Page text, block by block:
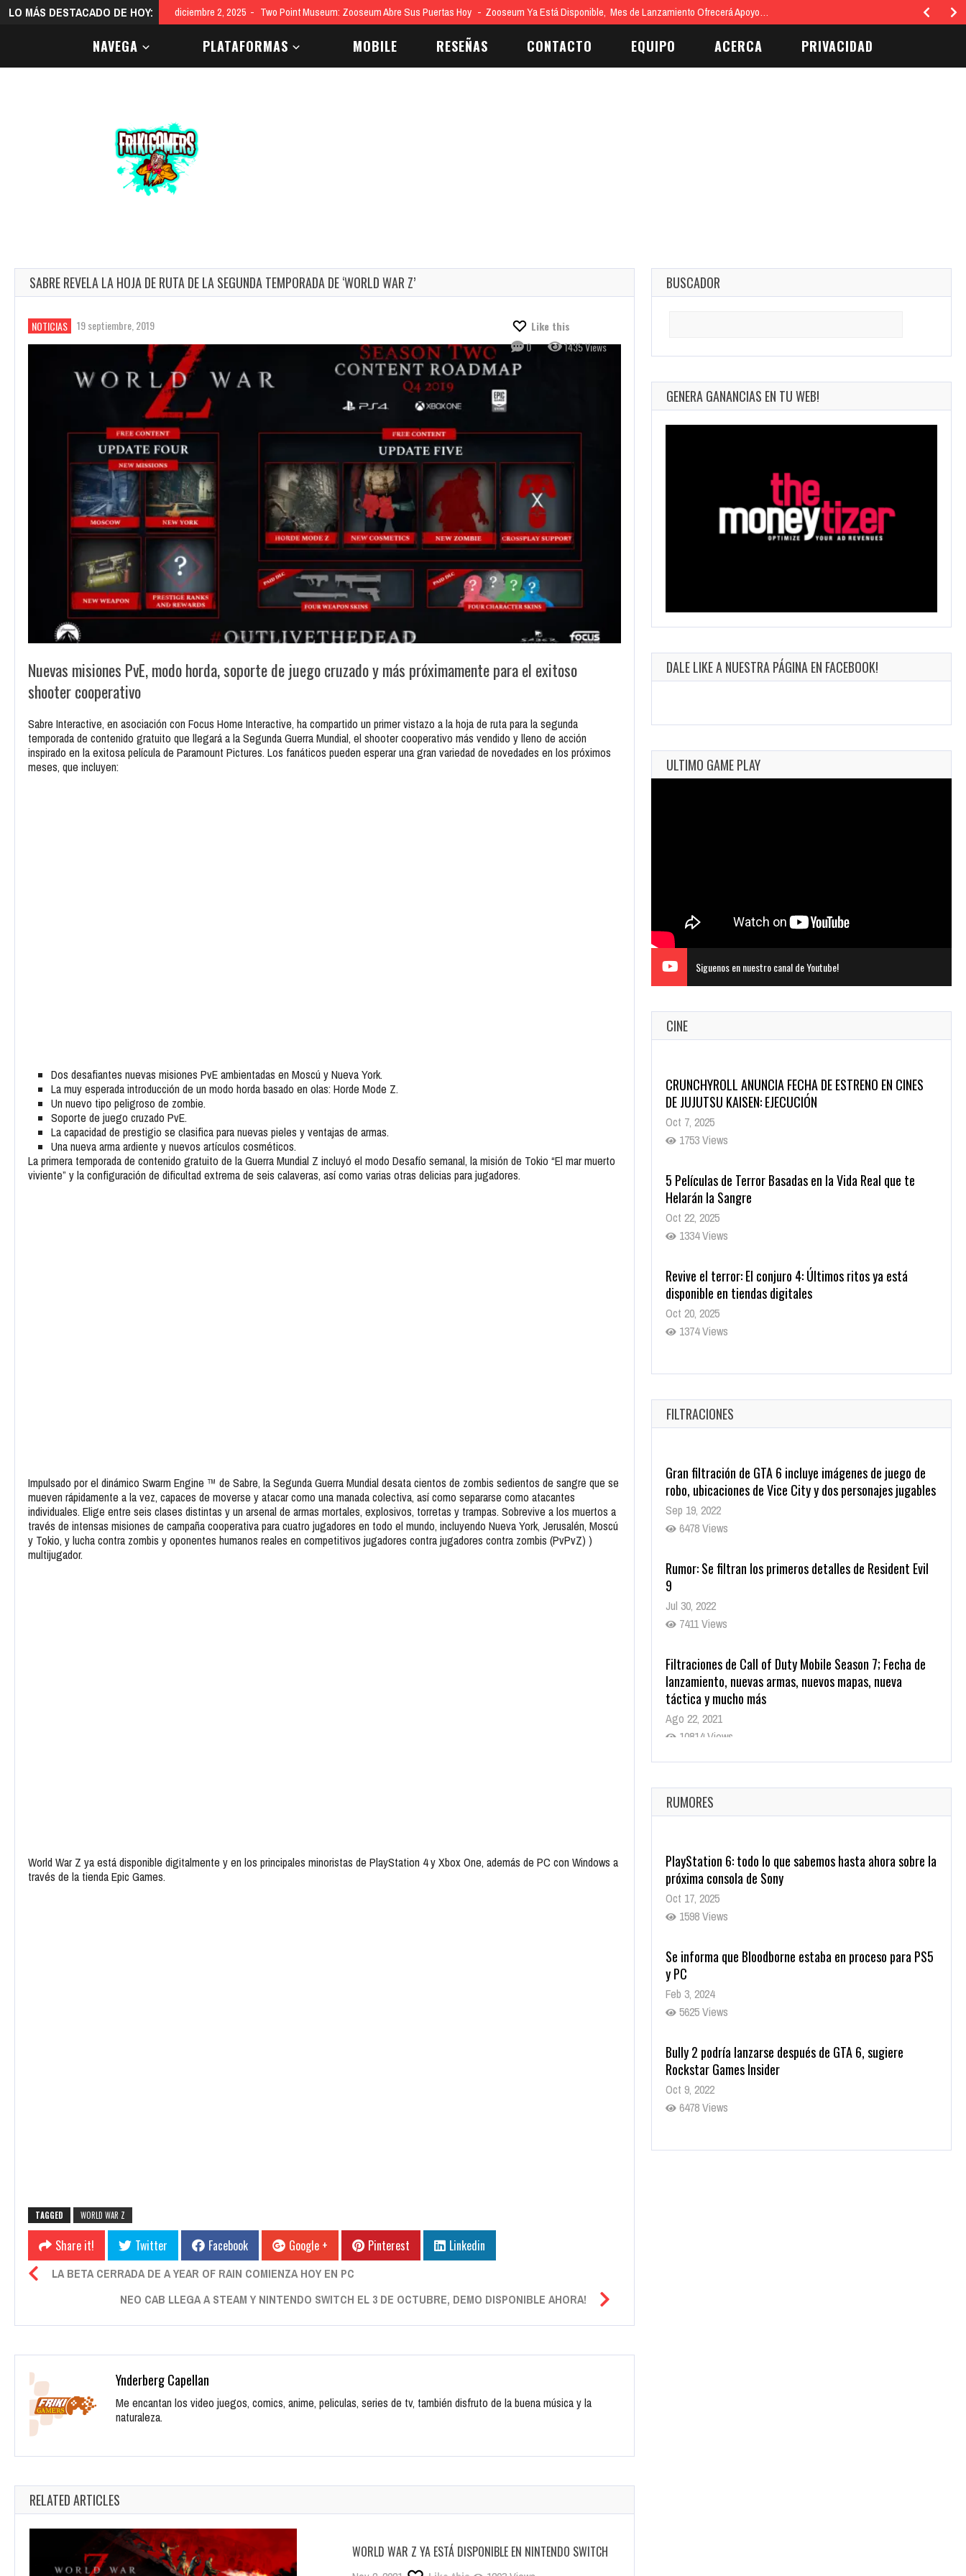
LO MÁS DESTACADO DE HOY: diciembre 2, 2025 Two Point Museum: Zooseum Abre Sus Puertas Hoy Zooseum Ya Está Disponible, Mes de Lanzamiento Ofrecerá Apoyo…
NAVEGA PLATAFORMAS MOBILE RESEÑAS CONTACTO EQUIPO ACERCA PRIVACIDAD
SABRE REVELA LA HOJA DE RUTA DE LA SEGUNDA TEMPORADA DE ‘WORLD WAR Z’
NOTICIAS 19 septiembre, 2019
Like this
0
1435 Views
Nuevas misiones PvE, modo horda, soporte de juego cruzado y más próximamente para el exitoso
shooter cooperativo
Sabre Interactive, en asociación con Focus Home Interactive, ha compartido un primer vistazo a la hoja de ruta para la segunda
temporada de contenido gratuito que llegará a la Segunda Guerra Mundial, el shooter cooperativo más vendido y lleno de acción
inspirado en la exitosa película de Paramount Pictures. Los fanáticos pueden esperar una gran variedad de novedades en los próximos
meses, que incluyen:
Dos desafiantes nuevas misiones PvE ambientadas en Moscú y Nueva York.
La muy esperada introducción de un modo horda basado en olas: Horde Mode Z.
Un nuevo tipo peligroso de zombie.
Soporte de juego cruzado PvE.
La capacidad de prestigio se clasifica para nuevas pieles y ventajas de armas.
Una nueva arma ardiente y nuevos artículos cosméticos.
La primera temporada de contenido gratuito de la Guerra Mundial Z incluyó el modo Desafío semanal, la misión de Tokio “El mar muerto
viviente” y la configuración de dificultad extrema de seis calaveras, así como varias otras delicias para jugadores.
Impulsado por el dinámico Swarm Engine ™ de Sabre, la Segunda Guerra Mundial desata cientos de zombis sedientos de sangre que se
mueven rápidamente a la vez, capaces de moverse y atacar como una manada colectiva, así como separarse como atacantes
individuales. Elige entre seis clases distintas y un arsenal de armas mortales, explosivos, torretas y trampas. Sobrevive a los muertos a
través de intensas misiones de campaña cooperativa para cuatro jugadores en todo el mundo, incluyendo Nueva York, Jerusalén, Moscú
y Tokio, y lucha contra zombis y oponentes humanos reales en competitivos jugadores contra jugadores contra zombis (PvPvZ) )
multijugador.
World War Z ya está disponible digitalmente y en los principales minoristas de PlayStation 4 y Xbox One, además de PC con Windows a
través de la tienda Epic Games.
TAGGED WORLD WAR Z
Share it! Twitter Facebook Google + Pinterest Linkedin
LA BETA CERRADA DE A YEAR OF RAIN COMIENZA HOY EN PC
NEO CAB LLEGA A STEAM Y NINTENDO SWITCH EL 3 DE OCTUBRE, DEMO DISPONIBLE AHORA!
Ynderberg Capellan
Me encantan los video juegos, comics, anime, peliculas, series de tv, también disfruto de la buena música y la
naturaleza.
RELATED ARTICLES
WORLD WAR Z YA ESTÁ DISPONIBLE EN NINTENDO SWITCH
BUSCADOR
GENERA GANANCIAS EN TU WEB!
DALE LIKE A NUESTRA PÁGINA EN FACEBOOK!
ULTIMO GAME PLAY
Siguenos en nuestro canal de Youtube!
CINE
CRUNCHYROLL ANUNCIA FECHA DE ESTRENO EN CINES
DE JUJUTSU KAISEN: EJECUCIÓN
Oct 7, 2025
1753 Views
5 Películas de Terror Basadas en la Vida Real que te
Helarán la Sangre
Oct 22, 2025
1334 Views
Revive el terror: El conjuro 4: Últimos ritos ya está
disponible en tiendas digitales
Oct 20, 2025
1374 Views
Warner Bros. lleva a las tiendas digitales su racha de
Oct 17, 2025
1430 Views
FILTRACIONES
Gran filtración de GTA 6 incluye imágenes de juego de
robo, ubicaciones de Vice City y dos personajes jugables
Sep 19, 2022
6478 Views
Rumor: Se filtran los primeros detalles de Resident Evil
9
Jul 30, 2022
7411 Views
Filtraciones de Call of Duty Mobile Season 7; Fecha de
lanzamiento, nuevas armas, nuevos mapas, nueva
táctica y mucho más
Ago 22, 2021
10814 Views
La configuración de Call of Duty 2021 aparentemente
Ago 8, 2021
9998 Views
RUMORES
PlayStation 6: todo lo que sabemos hasta ahora sobre la
próxima consola de Sony
Oct 17, 2025
1598 Views
Se informa que Bloodborne estaba en proceso para PS5
y PC
Feb 3, 2024
5625 Views
Bully 2 podría lanzarse después de GTA 6, sugiere
Rockstar Games Insider
Oct 9, 2022
6478 Views
Rumor: Se filtran los primeros detalles de Resident Evil